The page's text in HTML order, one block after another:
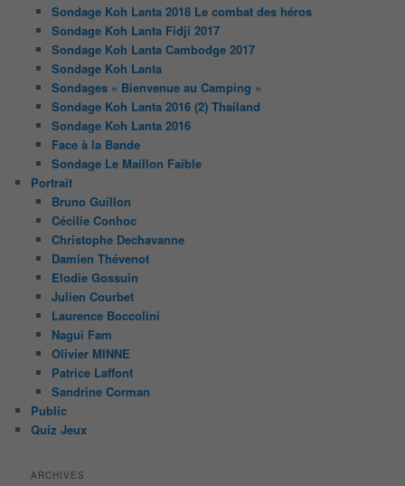
Sondage Koh Lanta 2018 Le combat des héros
Sondage Koh Lanta Fidji 2017
Sondage Koh Lanta Cambodge 2017
Sondage Koh Lanta
Sondages « Bienvenue au Camping »
Sondage Koh Lanta 2016 (2) Thailand
Sondage Koh Lanta 2016
Face à la Bande
Sondage Le Maillon Faible
Portrait
Bruno Guillon
Cécilie Conhoc
Christophe Dechavanne
Damien Thévenot
Elodie Gossuin
Julien Courbet
Laurence Boccolini
Nagui Fam
Olivier MINNE
Patrice Laffont
Sandrine Corman
Public
Quiz Jeux
ARCHIVES